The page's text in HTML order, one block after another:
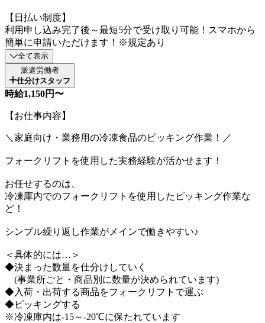
【日払い制度】
利用申し込み完了後～最短5分で受け取り可能！スマホから
簡単に申請いただけます！※規定あり
全て表示
派遣労働者
仕分けスタッフ
時給1,150円〜
【お仕事内容】
＼家庭向け・業務用の冷凍食品のピッキング作業！／
フォークリフトを使用した実務経験が活かせます！
お任せするのは、
冷凍庫内でのフォークリフトを使用したピッキング作業な
ど！
シンプル繰り返し作業がメインで働きやすい♪
＜具体的には…＞
◆決まった数量を仕分けしていく
(事業所ごと・商品別に数量が決められています)
◆入荷・出荷する商品をフォークリフトで運ぶ
◆ピッキングする
※冷凍庫内は-15～-20℃に保たれています